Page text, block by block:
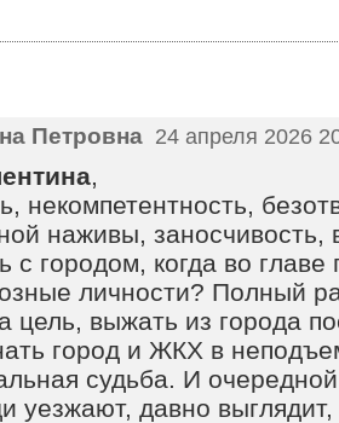
Петровна 24 апреля 2026
,
некомпетентность,
наживы,
с городом, когда во главе
личности? Полный
цель, выжать из города
город и ЖКХ в
судьба. И
уезжают, давно выглядит,